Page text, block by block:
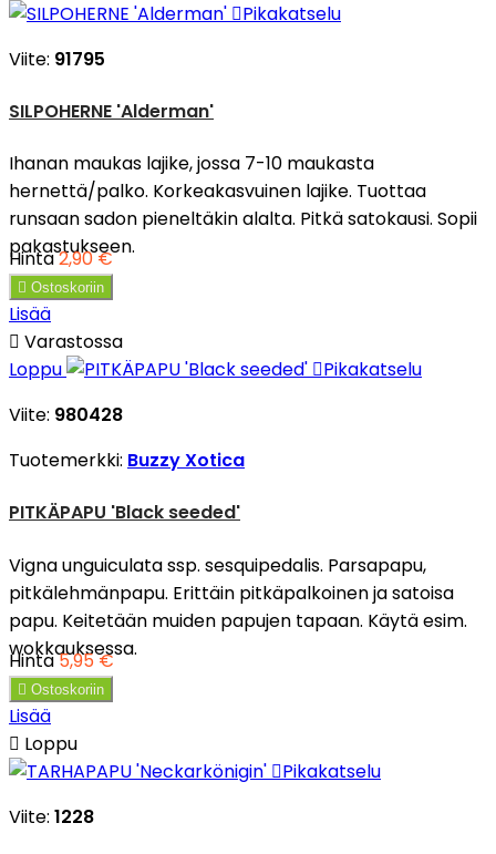
Pikakatselu
Viite: 91795
SILPOHERNE 'Alderman'
Ihanan maukas lajike, jossa 7-10 maukasta
hernettä/palko. Korkeakasvuinen lajike. Tuottaa
runsaan sadon pieneltäkin alalta. Pitkä satokausi. Sopii
pakastukseen.
Hinta2,90 €
 Ostoskoriin
Lisää
 Varastossa
Loppu
Pikakatselu
Viite: 980428
Tuotemerkki: Buzzy Xotica
PITKÄPAPU 'Black seeded'
Vigna unguiculata ssp. sesquipedalis. Parsapapu,
pitkälehmänpapu. Erittäin pitkäpalkoinen ja satoisa
papu. Keitetään muiden papujen tapaan. Käytä esim.
wokkauksessa.
Hinta5,95 €
 Ostoskoriin
Lisää
 Loppu
Pikakatselu
Viite: 1228